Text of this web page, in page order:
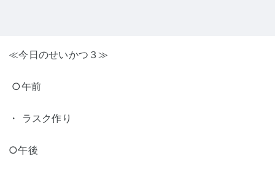
≪今日のせいかつ３≫
○午前
・ ラスク作り
○午後